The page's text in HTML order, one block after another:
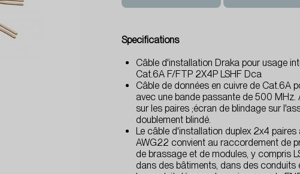
Specifications
Câble d'installation Draka pour usage
Cat.6A F/FTP 2X4P LSHF Dca
Câble de données en cuivre de Cat.6A
avec une bande passante de 500 MHz.
sur les paires ;écran de blindage sur
doublement blindé.
Le câble d'installation duplex 2x4
AWG22 convient au raccordement de
de brassage et de modules, y compris
dans des bâtiments, dans des conduits